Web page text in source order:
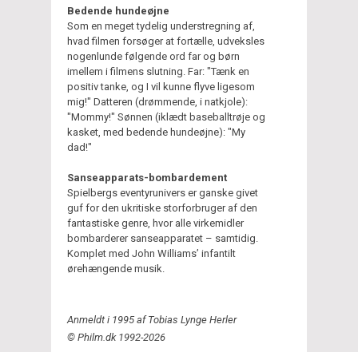
Bedende hundeøjne
Som en meget tydelig understregning af,
hvad filmen forsøger at fortælle, udveksles
nogenlunde følgende ord far og børn
imellem i filmens slutning. Far: "Tænk en
positiv tanke, og I vil kunne flyve ligesom
mig!" Datteren (drømmende, i natkjole):
"Mommy!" Sønnen (iklædt baseballtrøje og
kasket, med bedende hundeøjne): "My
dad!"
Sanseapparats-bombardement
Spielbergs eventyrunivers er ganske givet
guf for den ukritiske storforbruger af den
fantastiske genre, hvor alle virkemidler
bombarderer sanseapparatet – samtidig.
Komplet med John Williams’ infantilt
ørehængende musik.
Anmeldt i 1995 af Tobias Lynge Herler
© Philm.dk 1992-2026